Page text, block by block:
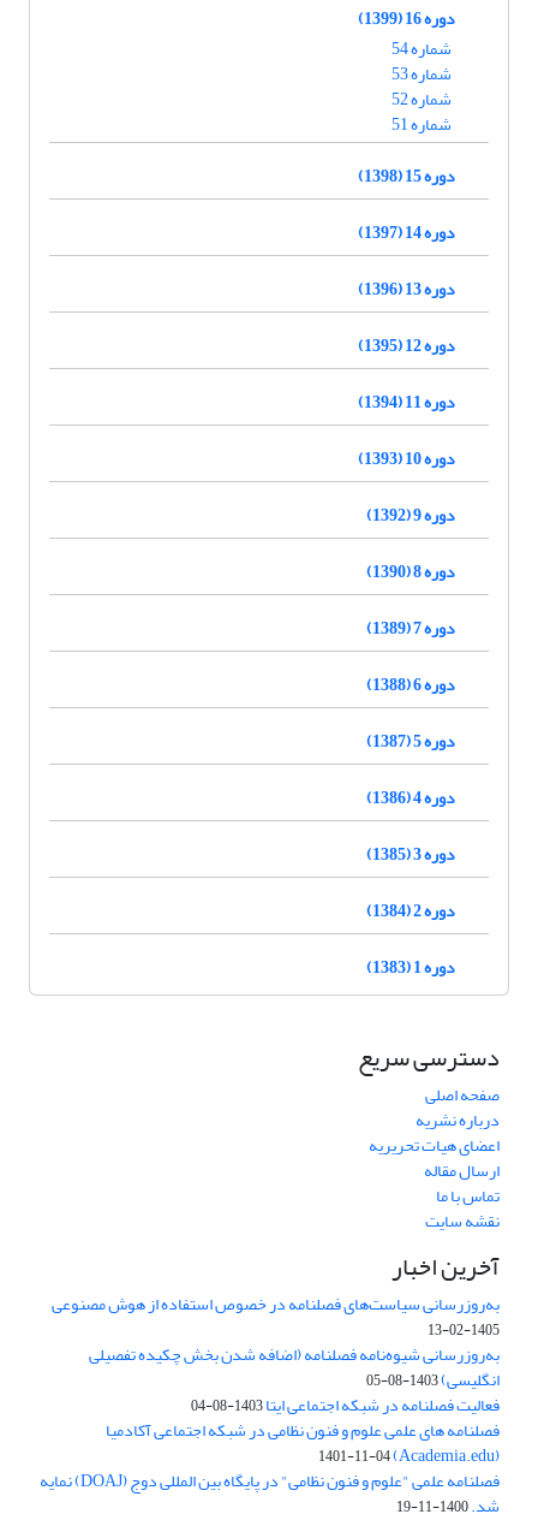
دوره 16 (1399)
شماره 54
شماره 53
شماره 52
شماره 51
دوره 15 (1398)
دوره 14 (1397)
دوره 13 (1396)
دوره 12 (1395)
دوره 11 (1394)
دوره 10 (1393)
دوره 9 (1392)
دوره 8 (1390)
دوره 7 (1389)
دوره 6 (1388)
دوره 5 (1387)
دوره 4 (1386)
دوره 3 (1385)
دوره 2 (1384)
دوره 1 (1383)
دسترسی سریع
صفحه اصلی
درباره نشریه
اعضای هیات تحریریه
ارسال مقاله
تماس با ما
نقشه سایت
آخرین اخبار
به‌روزرسانی سیاست‌های فصلنامه در خصوص استفاده از هوش مصنوعی
1405-02-13
به‌روزرسانی شیوه‌نامه فصلنامه (اضافه شدن بخش چکیده تفصیلی
انگلیسی)1403-08-05
فعالیت فصلنامه در شبکه اجتماعی ایتا1403-08-04
فصلنامه های علمی علوم و فنون نظامی در شبکه اجتماعی آکادمیا
(Academia.edu)
1401-11-04
فصلنامه علمی "علوم و فنون نظامی" در پایگاه بین المللی دوج (DOAJ) نمایه
شد.1400-11-19